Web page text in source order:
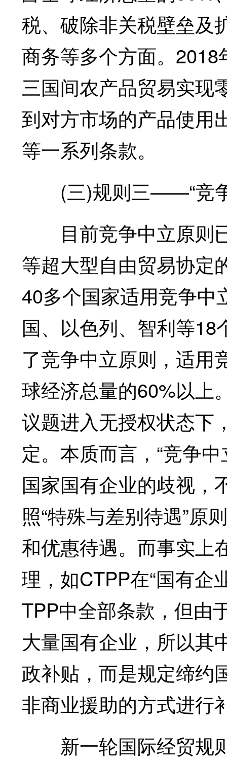
税、破除非关税壁垒及
商务等多个方面。
三国间农产品贸易实现
到对方市场的产品使用
等一系列条款。
(三)规则三——“竞争
目前竞争中立原则已
等超大型自由贸易协定
40多个国家适用竞争中
国、以色列、智利等18
了竞争中立原则，适用
球经济总量的60%以上
议题进入无授权状态下
定。本质而言，“竞争
国家国有企业的歧视，
照“特殊与差别待遇”原
和优惠待遇。而事实上
理，如CTPP在“国有企
TPP中全部条款，但由
大量国有企业，所以其
政补贴，而是规定缔约
非商业援助的方式进行
新一轮国际经贸规